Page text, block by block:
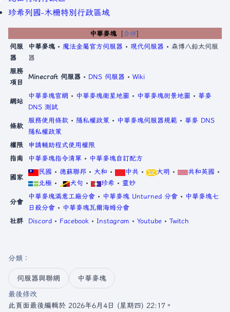
珍希列國-木柵特別行政區域
中華麥塊
合併
伺服
器
中華麥塊• 魔法金屬官方伺服器 • 現代伺服器 • 森博八鉛太伺服
器
服務
項目
Minecraft 伺服器 • DNS 伺服器 • Wiki
網站
中華麥塊官網 • 中華麥塊衛星地圖 • 中華麥塊街景地圖 • 華麥
DNS 測試
條款
服務使用條款 • 隱私權政策 • 中華麥塊伺服器規範 • 華麥 DNS
隱私權政策
權限
申請輔助程式使用權限
指南
中華麥塊指令清單 • 中華麥塊自訂配方
國家
民國 • 德蘇聯邦 • 大和 • 中共 • 大明 • 共和英國 •
北極 • 犬句 • 珍希 • 靈妙
分會
中華麥塊滿意工廠分會 • 中華麥塊 Unturned 分會 • 中華麥塊七
日殺分會 • 中華麥塊瓦爾海姆分會
社群
Discord • Facebook • Instagram • Youtube • Twitch
分類 ：​
伺服器與聯網
中華麥塊
最後修改
此頁面最後編輯於 2026年6月4日 (星期四) 22:17。